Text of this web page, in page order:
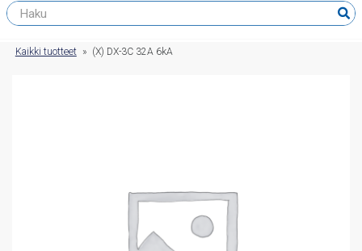
Kaikki tuotteet » (X) DX-3C 32A 6kA